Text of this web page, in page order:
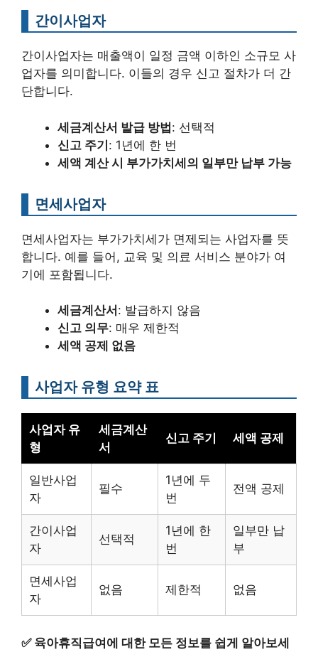
간이사업자
간이사업자는 매출액이 일정 금액 이하인 소규모 사
업자를 의미합니다. 이들의 경우 신고 절차가 더 간
단합니다.
세금계산서 발급 방법: 선택적
신고 주기: 1년에 한 번
세액 계산 시 부가가치세의 일부만 납부 가능
면세사업자
면세사업자는 부가가치세가 면제되는 사업자를 뜻
합니다. 예를 들어, 교육 및 의료 서비스 분야가 여
기에 포함됩니다.
세금계산서 : 발급하지 않음
신고 의무: 매우 제한적
세액 공제 없음
사업자 유형 요약 표
사업자 유
형
세금계산
서
신고 주기 세액 공제
일반사업
자
필수
1년에 두
번
전액 공제
간이사업
자
선택적
1년에 한
번
일부만 납
부
면세사업
자
없음 제한적 없음
✅ 육아휴직급여에 대한 모든 정보를 쉽게 알아보세